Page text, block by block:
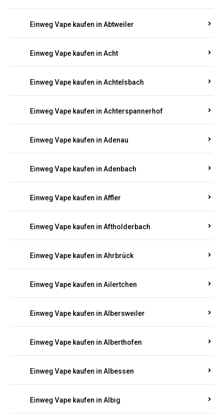
Einweg Vape kaufen in Abtweiler
Einweg Vape kaufen in Acht
Einweg Vape kaufen in Achtelsbach
Einweg Vape kaufen in Achterspannerhof
Einweg Vape kaufen in Adenau
Einweg Vape kaufen in Adenbach
Einweg Vape kaufen in Affler
Einweg Vape kaufen in Aftholderbach
Einweg Vape kaufen in Ahrbrück
Einweg Vape kaufen in Ailertchen
Einweg Vape kaufen in Albersweiler
Einweg Vape kaufen in Alberthofen
Einweg Vape kaufen in Albessen
Einweg Vape kaufen in Albig